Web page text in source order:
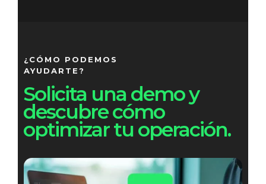
¿CÓMO PODEMOS
AYUDARTE?
Solicita una demo y
descubre cómo
optimizar tu operación.